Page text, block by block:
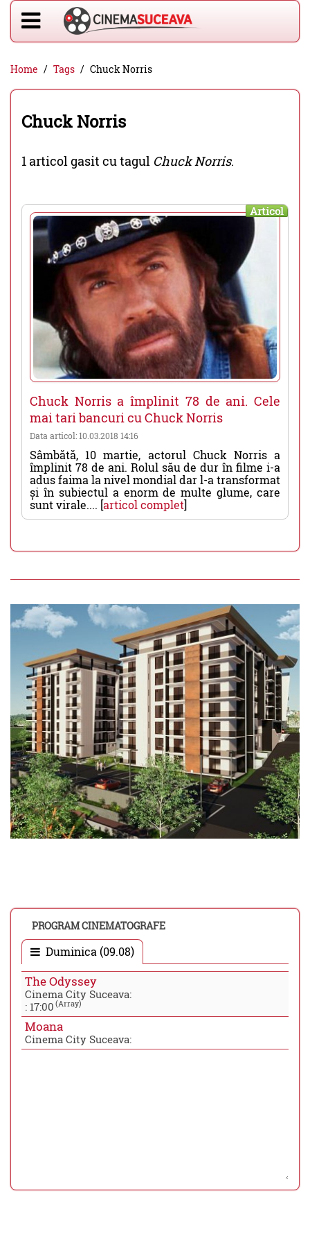
Home Tags Chuck Norris
Chuck Norris
1 articol gasit cu tagul Chuck Norris.
Articol
Chuck Norris a împlinit 78 de ani. Cele
mai tari bancuri cu Chuck Norris
Data articol: 10.03.2018 14:16
Sâmbătă, 10 martie, actorul Chuck Norris a
împlinit 78 de ani. Rolul său de dur în filme i-a
adus faima la nivel mondial dar l-a transformat
și în subiectul a enorm de multe glume, care
sunt virale.... [articol complet]
PROGRAM CINEMATOGRAFE
Duminica (09.08)
The Odyssey
Cinema City Suceava:
: 17:00 (Array)
Moana
Cinema City Suceava: